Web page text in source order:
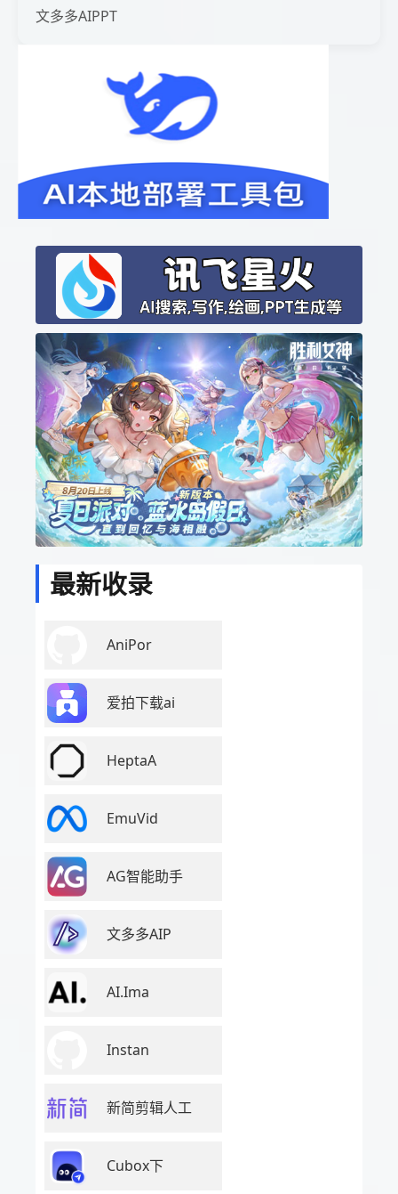
文多多AIPPT
最新收录
AniPor
爱拍下载ai
HeptaA
EmuVid
AG智能助手
文多多AIP
AI.Ima
Instan
新简剪辑人工
Cubox下